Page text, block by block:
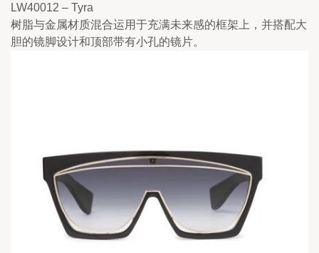
LW40012 – Tyra
树脂与金属材质混合运用于充满未来感的框架上，并搭配大
胆的镜脚设计和顶部带有小孔的镜片。